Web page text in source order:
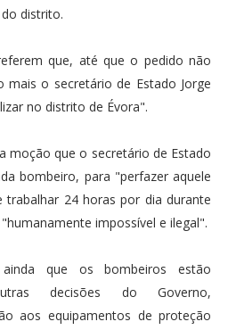
distrito.
que, até que o pedido não
mais o secretário de Estado Jorge
no distrito de Évora".
moção que o secretário de Estado
bombeiro, para "perfazer aquele
24 horas por dia durante
impossível e ilegal".
ainda que os bombeiros estão
decisões do Governo,
aos equipamentos de proteção